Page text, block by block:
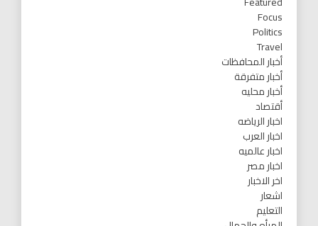
Focus
Politics
Travel
أخبار المحافظات
أخبار متفرقة
أخبار محليه
أقتصاد
اخبار الرياضه
اخبار العرب
اخبار عالميه
اخبار مصر
اخر الاخبار
اشعار
التعليم